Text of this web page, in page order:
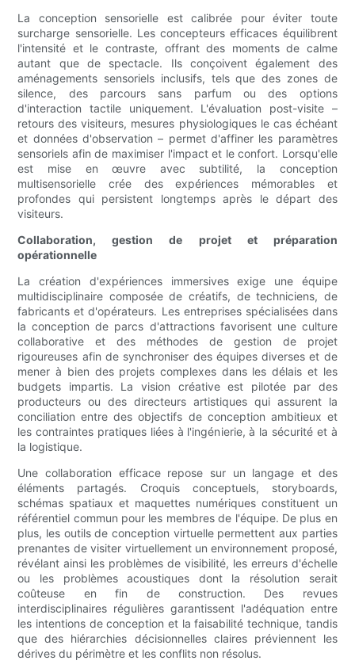
La conception sensorielle est calibrée pour éviter toute
surcharge sensorielle. Les concepteurs efficaces équilibrent
l'intensité et le contraste, offrant des moments de calme
autant que de spectacle. Ils conçoivent également des
aménagements sensoriels inclusifs, tels que des zones de
silence, des parcours sans parfum ou des options
d'interaction tactile uniquement. L'évaluation post-visite –
retours des visiteurs, mesures physiologiques le cas échéant
et données d'observation – permet d'affiner les paramètres
sensoriels afin de maximiser l'impact et le confort. Lorsqu'elle
est mise en œuvre avec subtilité, la conception
multisensorielle crée des expériences mémorables et
profondes qui persistent longtemps après le départ des
visiteurs.
Collaboration, gestion de projet et préparation
opérationnelle
La création d'expériences immersives exige une équipe
multidisciplinaire composée de créatifs, de techniciens, de
fabricants et d'opérateurs. Les entreprises spécialisées dans
la conception de parcs d'attractions favorisent une culture
collaborative et des méthodes de gestion de projet
rigoureuses afin de synchroniser des équipes diverses et de
mener à bien des projets complexes dans les délais et les
budgets impartis. La vision créative est pilotée par des
producteurs ou des directeurs artistiques qui assurent la
conciliation entre des objectifs de conception ambitieux et
les contraintes pratiques liées à l'ingénierie, à la sécurité et à
la logistique.
Une collaboration efficace repose sur un langage et des
éléments partagés. Croquis conceptuels, storyboards,
schémas spatiaux et maquettes numériques constituent un
référentiel commun pour les membres de l'équipe. De plus en
plus, les outils de conception virtuelle permettent aux parties
prenantes de visiter virtuellement un environnement proposé,
révélant ainsi les problèmes de visibilité, les erreurs d'échelle
ou les problèmes acoustiques dont la résolution serait
coûteuse en fin de construction. Des revues
interdisciplinaires régulières garantissent l'adéquation entre
les intentions de conception et la faisabilité technique, tandis
que des hiérarchies décisionnelles claires préviennent les
dérives du périmètre et les conflits non résolus.